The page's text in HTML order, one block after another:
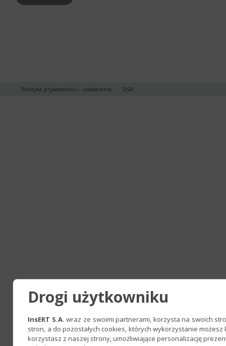
Polityka prywatności – ustawienia DSA
Drogi użytkowniku
InsERT S.A. wraz ze swoimi partnerami, korzysta na swoich
stron, a do pozostałych cookies, których wykorzystanie
korzystasz z naszej strony, umożliwiające personalizację